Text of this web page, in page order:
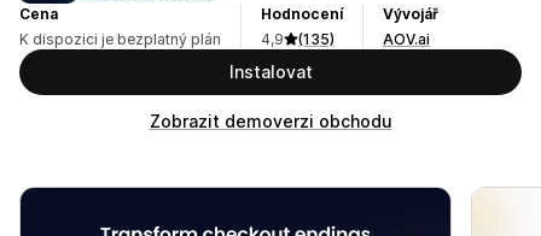
Cena
K dispozici je bezplatný plán
Hodnocení
4,9
(135)
Vývojář
AOV.ai
Instalovat
Zobrazit demoverzi obchodu